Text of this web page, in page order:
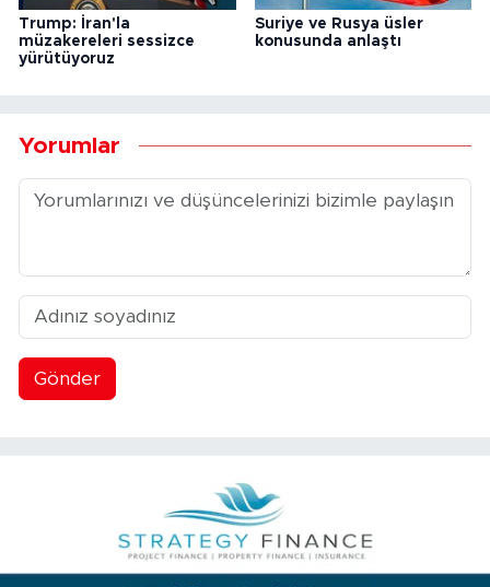
Trump: İran'la
müzakereleri sessizce
yürütüyoruz
Suriye ve Rusya üsler
konusunda anlaştı
Yorumlar
Gönder